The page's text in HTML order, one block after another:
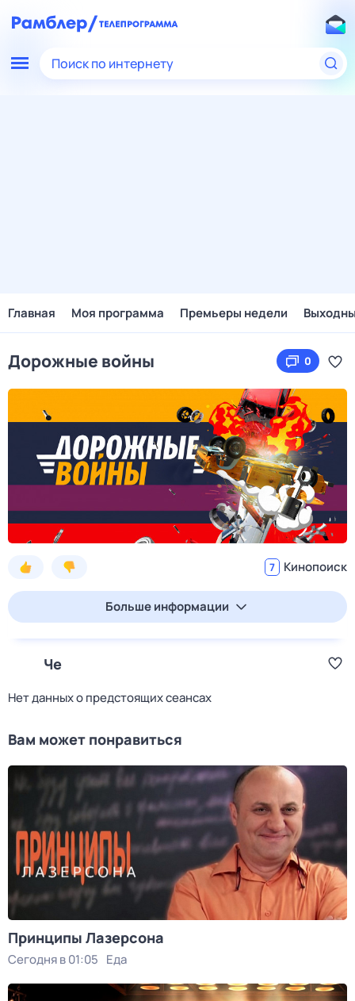
Поиск по интернету
Главная Моя программа Премьеры недели
Дорожные войны 0
7 Кинопоиск
Больше информации
Че
Нет данных о предстоящих сеансах
Вам может понравиться
Принципы Лазерсона
Сегодня в 01:05 Еда